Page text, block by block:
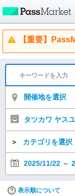
【重要】
開催地を選択
タツカワ ヤス
＞ カテゴリを選択
2025/11/22 ～
表示順について